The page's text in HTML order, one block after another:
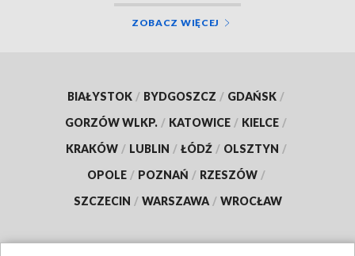
ZOBACZ WIĘCEJ
BIAŁYSTOK / BYDGOSZCZ / GDAŃSK /
GORZÓW WLKP. / KATOWICE / KIELCE /
KRAKÓW / LUBLIN / ŁÓDŹ / OLSZTYN /
OPOLE / POZNAŃ / RZESZÓW /
SZCZECIN / WARSZAWA / WROCŁAW